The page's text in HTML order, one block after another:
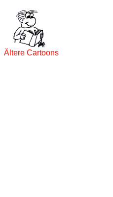
Ältere Cartoons